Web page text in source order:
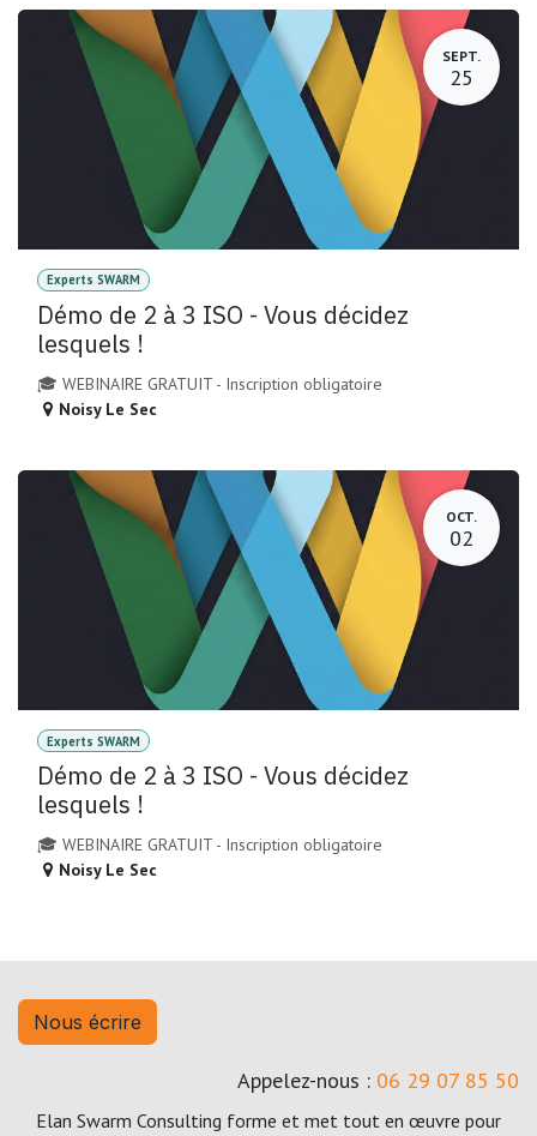
SEPT.
25
Experts SWARM
Démo de 2 à 3 ISO - Vous décidez
lesquels !
🎓 WEBINAIRE GRATUIT - Inscription obligatoire
Noisy Le Sec
OCT.
02
Experts SWARM
Démo de 2 à 3 ISO - Vous décidez
lesquels !
🎓 WEBINAIRE GRATUIT - Inscription obligatoire
Noisy Le Sec
Nous écrire
Appelez-nous : 06 29 07 85 50
Elan Swarm Consulting forme et met tout en œuvre pour